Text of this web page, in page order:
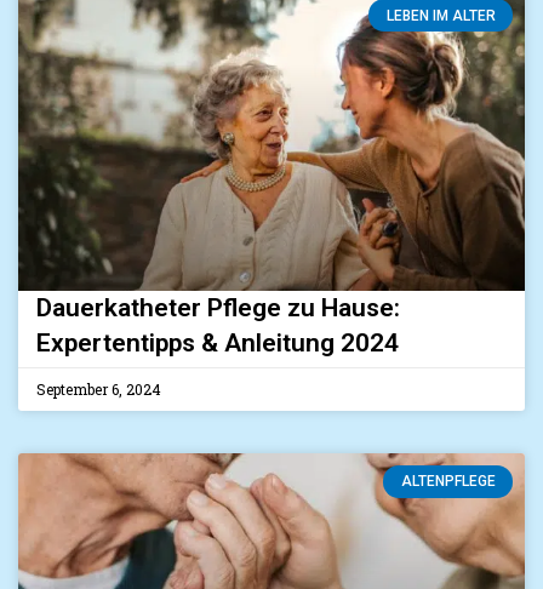
LEBEN IM ALTER
Dauerkatheter Pflege zu Hause:
Expertentipps & Anleitung 2024
September 6, 2024
ALTENPFLEGE